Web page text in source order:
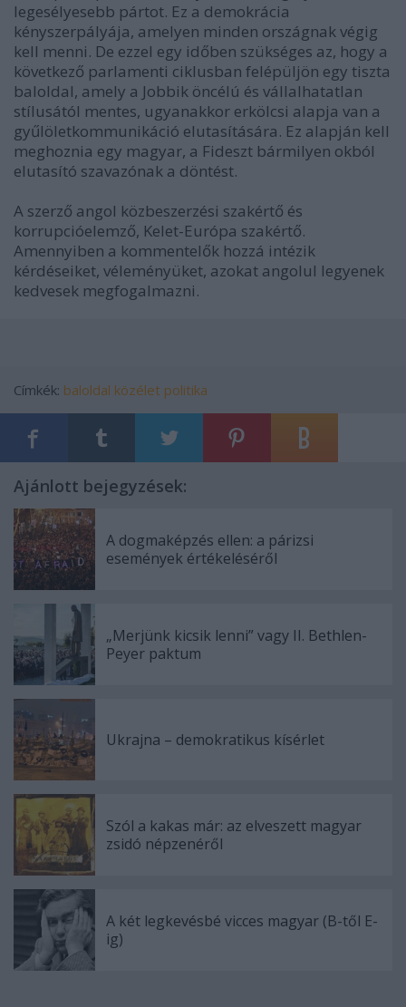
legesélyesebb pártot. Ez a demokrácia
kényszerpályája, amelyen minden országnak végig
kell menni. De ezzel egy időben szükséges az, hogy a
következő parlamenti ciklusban felépüljön egy tiszta
baloldal, amely a Jobbik öncélú és vállalhatatlan
stílusától mentes, ugyanakkor erkölcsi alapja van a
gyűlöletkommunikáció elutasítására. Ez alapján kell
meghoznia egy magyar, a Fideszt bármilyen okból
elutasító szavazónak a döntést.
A szerző angol közbeszerzési szakértő és
korrupcióelemző, Kelet-Európa szakértő.
Amennyiben a kommentelők hozzá intézik
kérdéseiket, véleményüket, azokat angolul legyenek
kedvesek megfogalmazni.
Címkék: baloldal közélet politika
Ajánlott bejegyzések:
A dogmaképzés ellen: a párizsi
események értékeléséről
„Merjünk kicsik lenni” vagy II. Bethlen-
Peyer paktum
Ukrajna – demokratikus kísérlet
Szól a kakas már: az elveszett magyar
zsidó népzenéről
A két legkevésbé vicces magyar (B-től E-
ig)